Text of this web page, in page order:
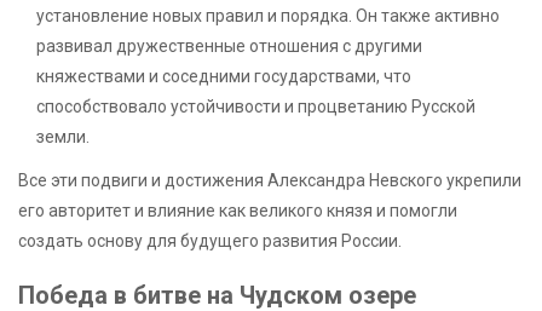
установление новых правил и порядка. Он также активно
развивал дружественные отношения с другими
княжествами и соседними государствами, что
способствовало устойчивости и процветанию Русской
земли.
Все эти подвиги и достижения Александра Невского укрепили
его авторитет и влияние как великого князя и помогли
создать основу для будущего развития России.
Победа в битве на Чудском озере